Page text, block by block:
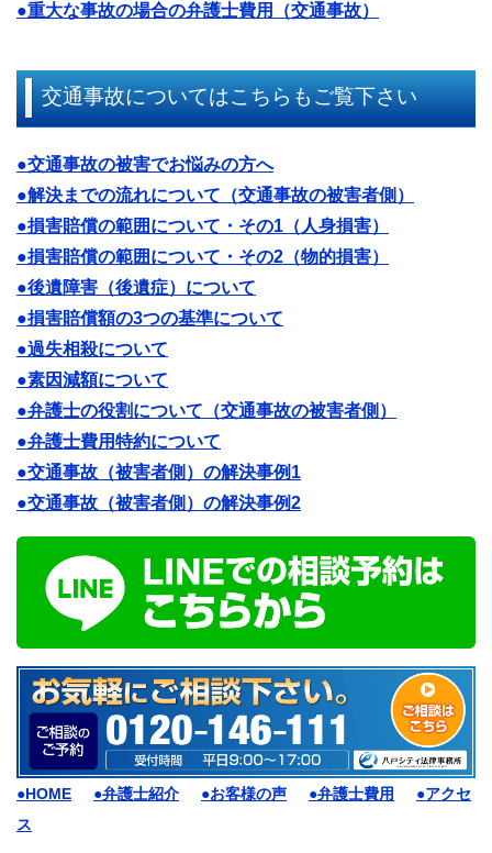
●重大な事故の場合の弁護士費用（交通事故）
交通事故についてはこちらもご覧下さい
●交通事故の被害でお悩みの方へ
●解決までの流れについて（交通事故の被害者側）
●損害賠償の範囲について・その1（人身損害）
●損害賠償の範囲について・その2（物的損害）
●後遺障害（後遺症）について
●損害賠償額の3つの基準について
●過失相殺について
●素因減額について
●弁護士の役割について（交通事故の被害者側）
●弁護士費用特約について
●交通事故（被害者側）の解決事例1
●交通事故（被害者側）の解決事例2
●HOME ●弁護士紹介 ●お客様の声 ●弁護士費用
●アクセ
ス